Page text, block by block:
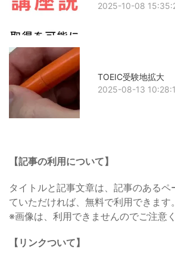
2025-10-08
TOEIC受験地拡大
2025-08-13
【記事の利用について】
タイトルと記事文章は、記事のあるペ
ていただければ、無料で利用できます。
※画像は、利用できませんのでご注意く
【リンクついて】